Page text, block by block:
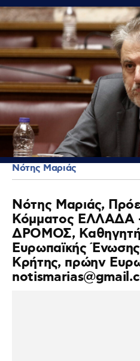
Νότης Μαριάς
Νότης Μαριάς,
Κόμματος
ΔΡΟΜΟΣ,
Ευρωπαϊκής
Κρήτης, πρώην